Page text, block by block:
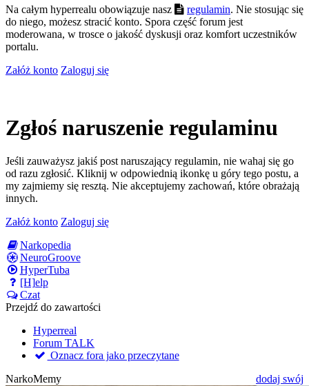
Na całym hyperrealu obowiązuje nasz regulamin. Nie stosując się
do niego, możesz stracić konto. Spora część forum jest
moderowana, w trosce o jakość dyskusji oraz komfort uczestników
portalu.
Załóż konto Zaloguj się
Zgłoś naruszenie regulaminu
Jeśli zauważysz jakiś post naruszający regulamin, nie wahaj się go
od razu zgłosić. Kliknij w odpowiednią ikonkę u góry tego postu, a
my zajmiemy się resztą. Nie akceptujemy zachowań, które obrażają
innych.
Załóż konto Zaloguj się
Narkopedia
NeuroGroove
HyperTuba
[H]elp
Czat
Przejdź do zawartości
Hyperreal
Forum TALK
Oznacz fora jako przeczytane
NarkoMemy
dodaj swój